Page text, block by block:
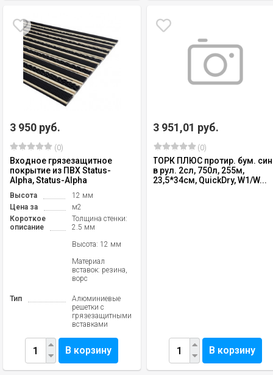
3 950 руб.
(0)
Входное грязезащитное
покрытие из ПВХ Status-
Alpha, Status-Alpha
Высота
12 мм
Цена за
м2
Короткое
описание
Толщина стенки:
2.5 мм
Высота: 12 мм
Материал
вставок: резина,
ворс
Тип
Алюминиевые
решетки с
грязезащитными
вставками
В корзину
3 951,01 руб.
(0)
ТОРК ПЛЮС протир. бум.
в рул. 2сл, 750л, 255м,
23,5*34см, QuickDry, W1/W...
В корзину